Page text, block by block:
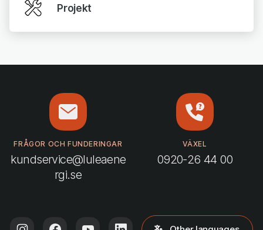
Projekt
FRÅGOR OCH FUNDERINGAR
kundservice@luleaene
rgi.se
VÄXEL
0920-26 44 00